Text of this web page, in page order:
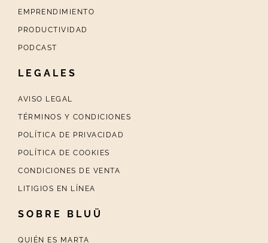
EMPRENDIMIENTO
PRODUCTIVIDAD
PODCAST
LEGALES
AVISO LEGAL
TÉRMINOS Y CONDICIONES
POLÍTICA DE PRIVACIDAD
POLÍTICA DE COOKIES
CONDICIONES DE VENTA
LITIGIOS EN LÍNEA
SOBRE BLUÜ
QUIÉN ES MARTA